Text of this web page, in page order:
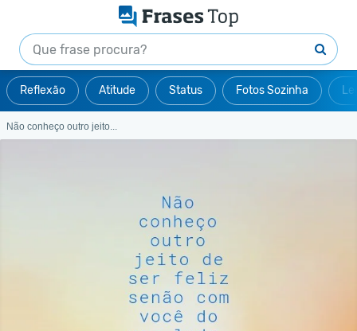
Reflexão Atitude Status Fotos Sozinha
Não conheço outro jeito...